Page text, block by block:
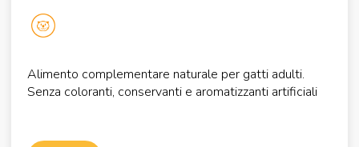
Alimento complementare naturale per gatti adulti.
Senza coloranti, conservanti e aromatizzanti artificiali